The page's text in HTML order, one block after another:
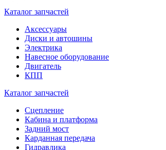
Каталог запчастей
Аксессуары
Диски и автошины
Электрика
Навесное оборудование
Двигатель
КПП
Каталог запчастей
Сцепление
Кабина и платформа
Задний мост
Карданная передача
Гидравлика